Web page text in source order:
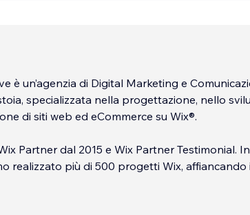
è un’agenzia di Digital Marketing e
specializzata nella progettazione, nello
di siti web ed eCommerce su Wix®.
Partner dal 2015 e Wix Partner Testimonial.
realizzato più di 500 progetti Wix, affiancando
eCommerce in Italia e all’estero.